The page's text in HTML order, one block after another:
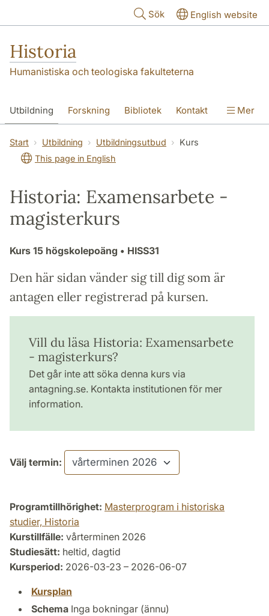
Sök English website
Historia
Humanistiska och teologiska fakulteterna
Utbildning Forskning Bibliotek Kontakt
Om oss
Mer
Start Utbildning Utbildningsutbud
Kurs
This page in English
Historia: Examensarbete -
magisterkurs
Kurs 15 högskolepoäng • HISS31
Den här sidan vänder sig till dig som är
antagen eller registrerad på kursen.
Vill du läsa Historia: Examensarbete
- magisterkurs?
Det går inte att söka denna kurs via
antagning.se. Kontakta institutionen för mer
information.
Välj termin:
Programtillhörighet: Masterprogram i historiska
studier, Historia
Kurstillfälle: vårterminen 2026
Studiesätt: heltid, dagtid
Kursperiod: 2026-03-23 – 2026-06-07
Kursplan
Schema Inga bokningar (ännu)